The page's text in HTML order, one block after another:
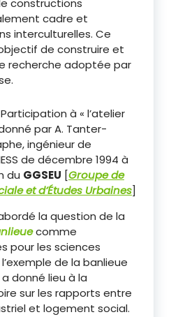
constructions
cadre et
interculturelles. Ce
de construire et
recherche adoptée par
Participation à « l’atelier
par A. Tanter-
ingénieur de
de décembre 1994 à
du GGSEU [Groupe de
et d’Études Urbaines]
la question de la
comme
pour les sciences
de la banlieue
donné lieu à la
sur les rapports entre
et logement social.